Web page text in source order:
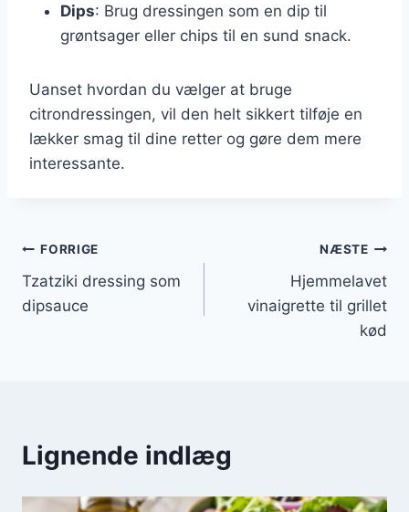
Dips: Brug dressingen som en dip til
grøntsager eller chips til en sund snack.
Uanset hvordan du vælger at bruge
citrondressingen, vil den helt sikkert tilføje en
lækker smag til dine retter og gøre dem mere
interessante.
Indlægsnavigation
FORRIGE
Tzatziki dressing som
dipsauce
NÆSTE
Hjemmelavet
vinaigrette til grillet
kød
Lignende indlæg